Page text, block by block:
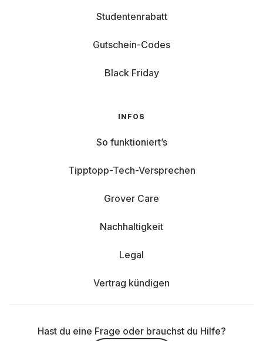
Studentenrabatt
Gutschein-Codes
Black Friday
INFOS
So funktioniert’s
Tipptopp-Tech-Versprechen
Grover Care
Nachhaltigkeit
Legal
Vertrag kündigen
Hast du eine Frage oder brauchst du Hilfe?